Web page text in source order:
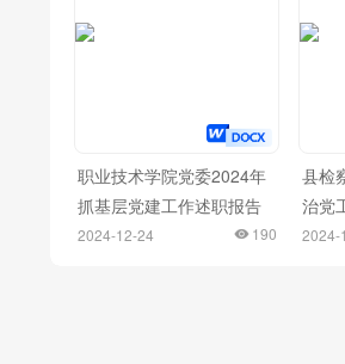
职业技术学院党委2024年
抓基层党建工作述职报告
2024-12-24 190
县检
治党
2024-